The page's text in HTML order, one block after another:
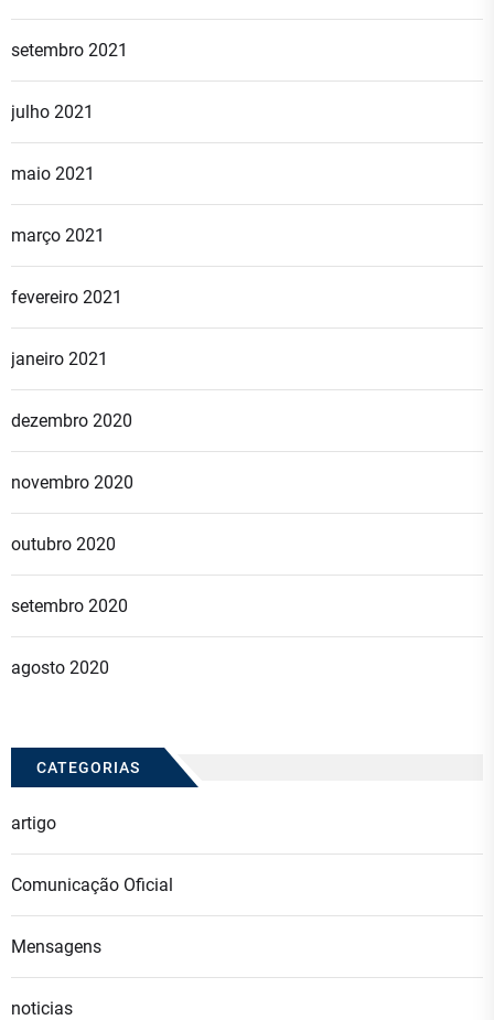
setembro 2021
julho 2021
maio 2021
março 2021
fevereiro 2021
janeiro 2021
dezembro 2020
novembro 2020
outubro 2020
setembro 2020
agosto 2020
CATEGORIAS
artigo
Comunicação Oficial
Mensagens
noticias